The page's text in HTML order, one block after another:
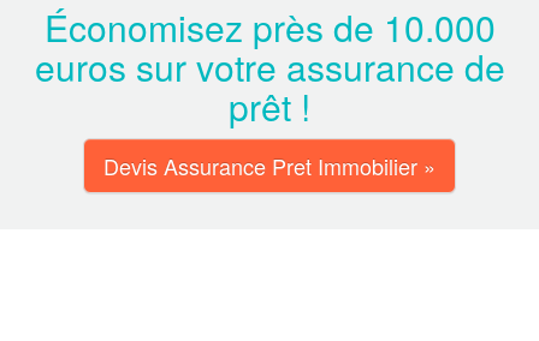
Économisez près de 10.000
euros sur votre assurance de
prêt !
Devis Assurance Pret Immobilier »